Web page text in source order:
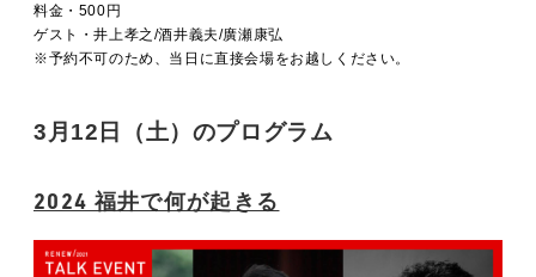
料金・500円
ゲスト・井上孝之/酒井義夫/廣瀬康弘
※予約不可のため、当日に直接会場をお越しください。
3月12日（土）のプログラム
2024 福井で何が起きる